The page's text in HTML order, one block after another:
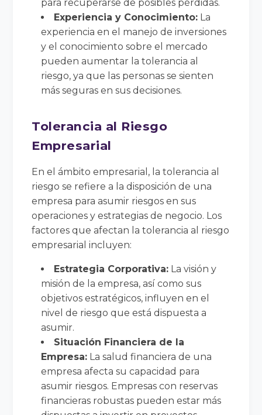
para recuperarse de posibles pérdidas.
Experiencia y Conocimiento: La
experiencia en el manejo de inversiones
y el conocimiento sobre el mercado
pueden aumentar la tolerancia al
riesgo, ya que las personas se sienten
más seguras en sus decisiones.
Tolerancia al Riesgo
Empresarial
En el ámbito empresarial, la tolerancia al
riesgo se refiere a la disposición de una
empresa para asumir riesgos en sus
operaciones y estrategias de negocio. Los
factores que afectan la tolerancia al riesgo
empresarial incluyen:
Estrategia Corporativa: La visión y
misión de la empresa, así como sus
objetivos estratégicos, influyen en el
nivel de riesgo que está dispuesta a
asumir.
Situación Financiera de la
Empresa: La salud financiera de una
empresa afecta su capacidad para
asumir riesgos. Empresas con reservas
financieras robustas pueden estar más